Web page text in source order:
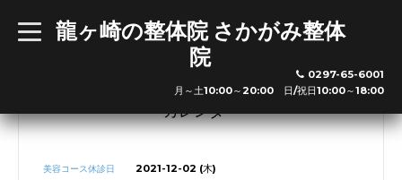
龍ヶ崎の整体院 さかがみ整体
院
t
o
a
v
0297-65-6001
月～土10:00～20:00 日/祝日10:00～18:00
※新規の方は最終受付の30分前までお越し下さい
利用可能クレジットカード
カレンダー
美容コース休診日 2021-12-02 (木)